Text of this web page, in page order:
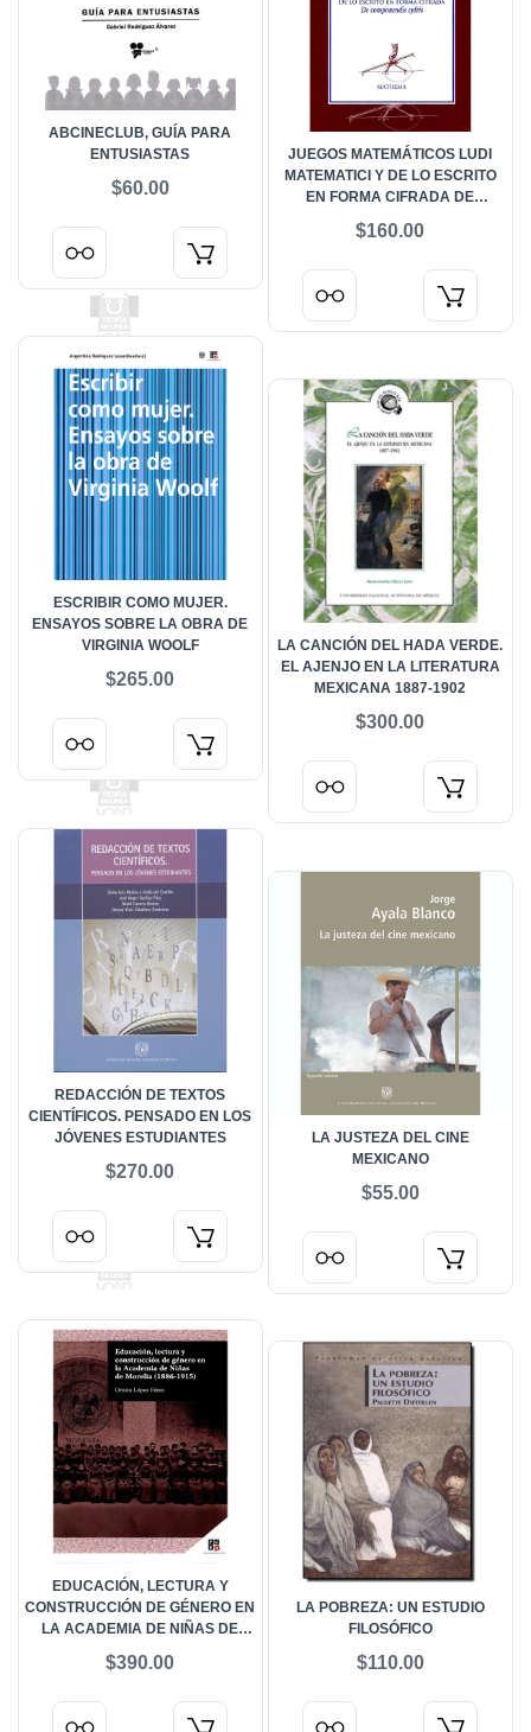
ABCINECLUB, GUÍA PARA
ENTUSIASTAS
$60.00
JUEGOS MATEMÁTICOS LUDI
MATEMATICI Y DE LO ESCRITO
EN FORMA CIFRADA DE
$160.00
ESCRIBIR COMO MUJER.
ENSAYOS SOBRE LA OBRA DE
VIRGINIA WOOLF
$265.00
LA CANCIÓN DEL HADA VERDE.
EL AJENJO EN LA LITERATURA
MEXICANA 1887-1902
$300.00
REDACCIÓN DE TEXTOS
CIENTÍFICOS. PENSADO EN LOS
JÓVENES ESTUDIANTES
$270.00
LA JUSTEZA DEL CINE
MEXICANO
$55.00
EDUCACIÓN, LECTURA Y
CONSTRUCCIÓN DE GÉNERO EN
LA ACADEMIA DE NIÑAS DE
$390.00
LA POBREZA: UN ESTUDIO
FILOSÓFICO
$110.00